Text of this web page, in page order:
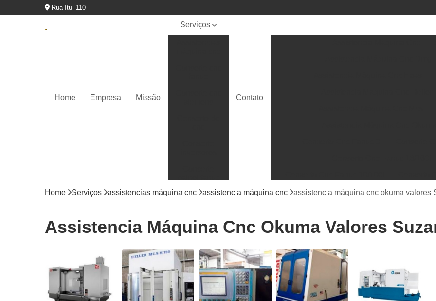
Rua Itu, 110
Home Empresa Missão
Serviços
Conserto para
Conserto
servo drive
servo drive
fanuc
Conserto
servo drive
siemens
Contato
Conserto Cnc Fanuc 31/310i
Conserto
Conserto Cnc Siemens 802dsl
Conserto
Conserto Cnc Siemens Sistems 3
Reparo Cnc Siemens
Conserto
Conserto de Cnc Heidenhain
Conserto
Home Serviços assistencias máquina cnc assistencia máquina cnc assistencia máquina cnc okuma valores
Assistencia Máquina Cnc Okuma Valores